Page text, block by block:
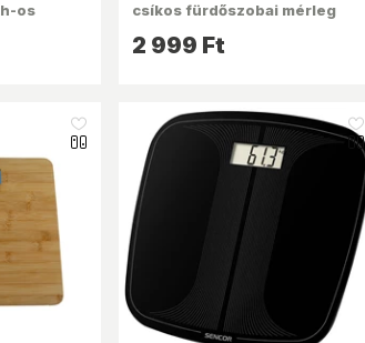
os
csíkos fürdőszobai mérleg
2 999 Ft
like_16 like_16